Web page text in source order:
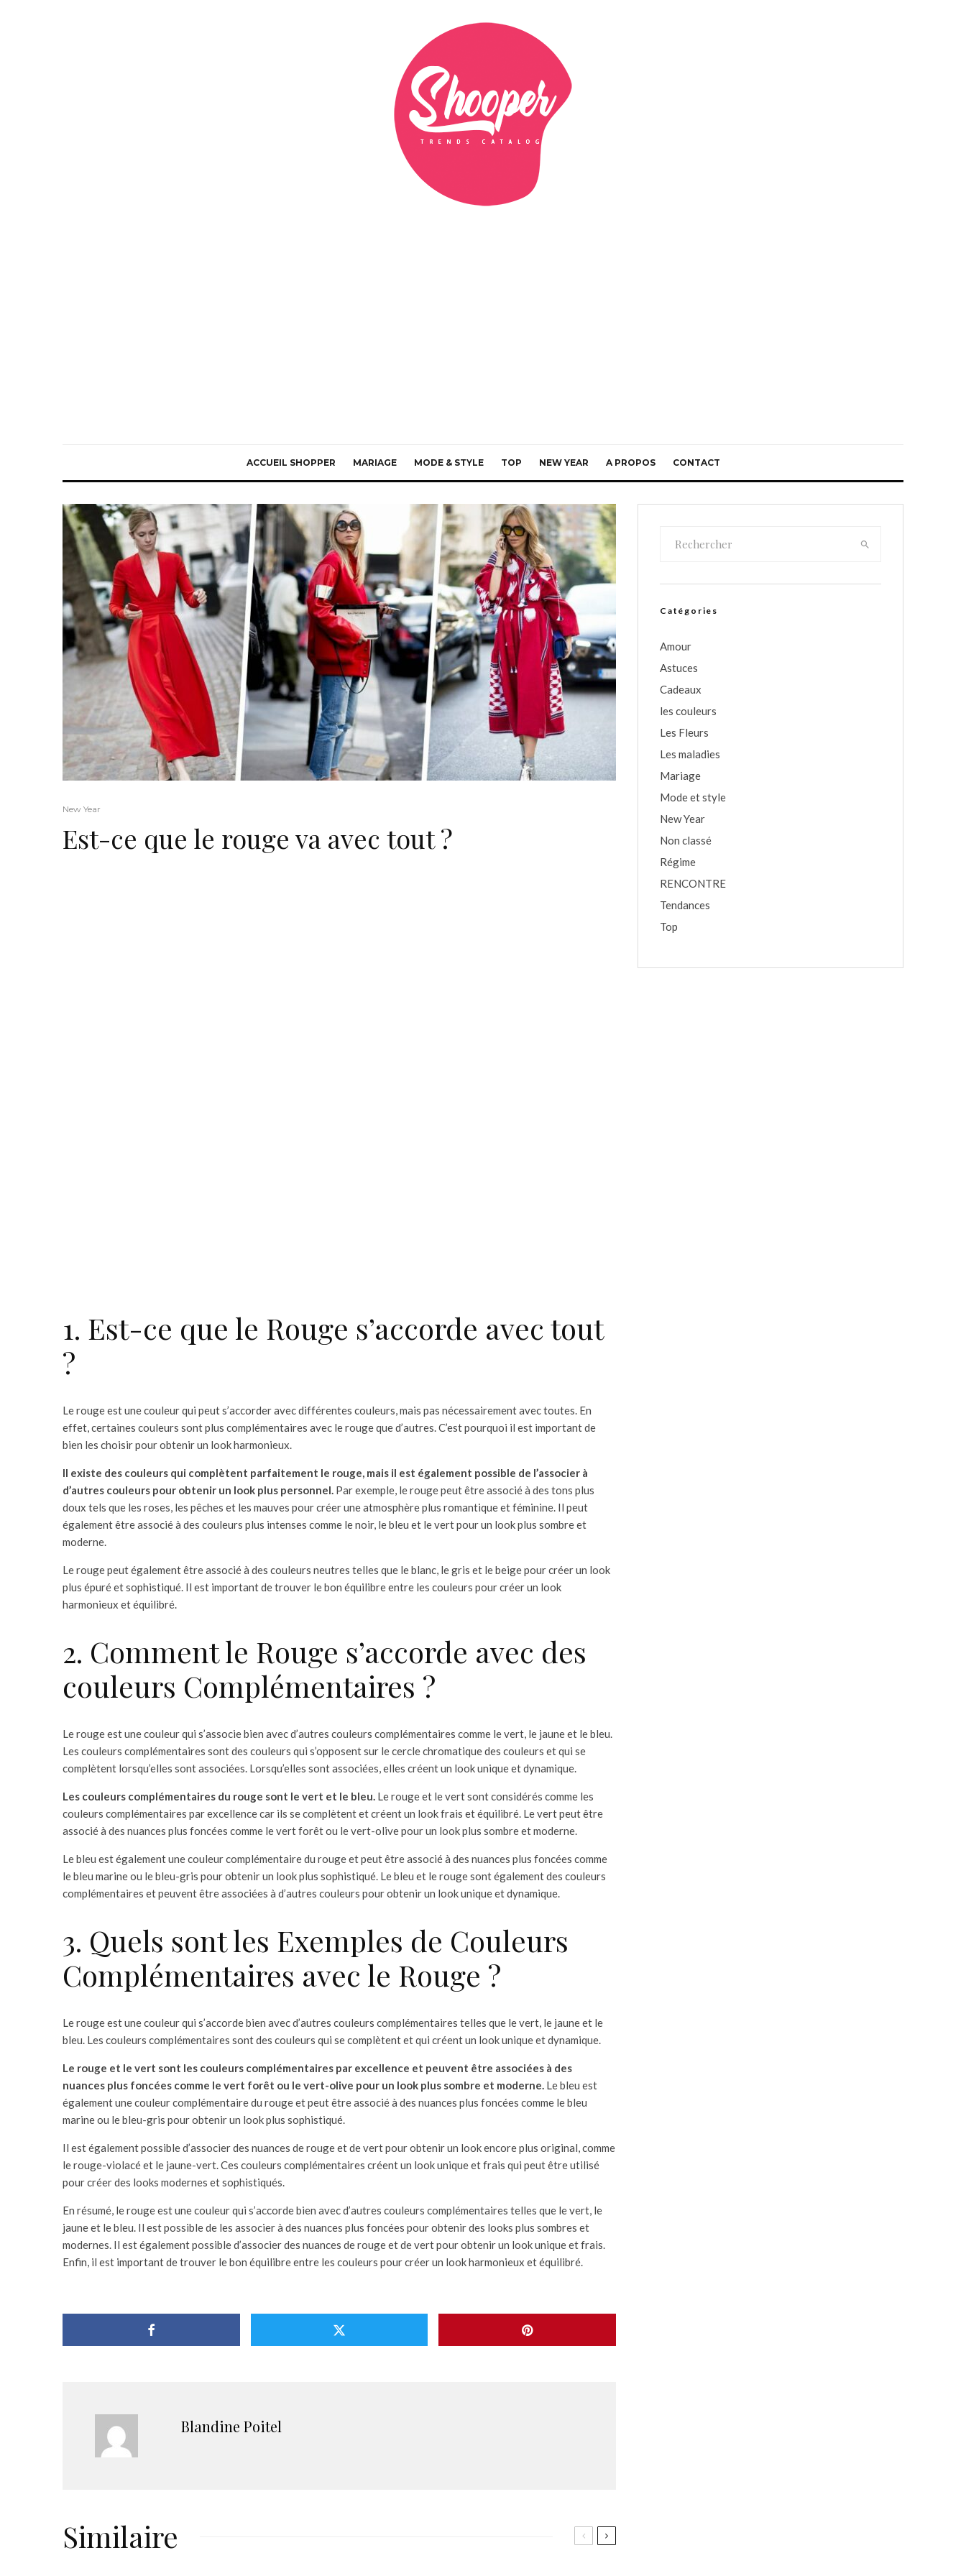
ACCUEIL SHOPPER MARIAGE MODE & STYLE TOP NEW YEAR A PROPOS CONTACT
New Year
Est-ce que le rouge va avec tout ?
1. Est-ce que le Rouge s’accorde avec tout
?
Le rouge est une couleur qui peut s’accorder avec différentes couleurs, mais pas nécessairement avec toutes. En
effet, certaines couleurs sont plus complémentaires avec le rouge que d’autres. C’est pourquoi il est important de
bien les choisir pour obtenir un look harmonieux.
Il existe des couleurs qui complètent parfaitement le rouge, mais il est également possible de l’associer à
d’autres couleurs pour obtenir un look plus personnel. Par exemple, le rouge peut être associé à des tons plus
doux tels que les roses, les pêches et les mauves pour créer une atmosphère plus romantique et féminine. Il peut
également être associé à des couleurs plus intenses comme le noir, le bleu et le vert pour un look plus sombre et
moderne.
Le rouge peut également être associé à des couleurs neutres telles que le blanc, le gris et le beige pour créer un look
plus épuré et sophistiqué. Il est important de trouver le bon équilibre entre les couleurs pour créer un look
harmonieux et équilibré.
2. Comment le Rouge s’accorde avec des
couleurs Complémentaires ?
Le rouge est une couleur qui s’associe bien avec d’autres couleurs complémentaires comme le vert, le jaune et le bleu.
Les couleurs complémentaires sont des couleurs qui s’opposent sur le cercle chromatique des couleurs et qui se
complètent lorsqu’elles sont associées. Lorsqu’elles sont associées, elles créent un look unique et dynamique.
Les couleurs complémentaires du rouge sont le vert et le bleu. Le rouge et le vert sont considérés comme les
couleurs complémentaires par excellence car ils se complètent et créent un look frais et équilibré. Le vert peut être
associé à des nuances plus foncées comme le vert forêt ou le vert-olive pour un look plus sombre et moderne.
Le bleu est également une couleur complémentaire du rouge et peut être associé à des nuances plus foncées comme
le bleu marine ou le bleu-gris pour obtenir un look plus sophistiqué. Le bleu et le rouge sont également des couleurs
complémentaires et peuvent être associées à d’autres couleurs pour obtenir un look unique et dynamique.
3. Quels sont les Exemples de Couleurs
Complémentaires avec le Rouge ?
Le rouge est une couleur qui s’accorde bien avec d’autres couleurs complémentaires telles que le vert, le jaune et le
bleu. Les couleurs complémentaires sont des couleurs qui se complètent et qui créent un look unique et dynamique.
Le rouge et le vert sont les couleurs complémentaires par excellence et peuvent être associées à des
nuances plus foncées comme le vert forêt ou le vert-olive pour un look plus sombre et moderne. Le bleu est
également une couleur complémentaire du rouge et peut être associé à des nuances plus foncées comme le bleu
marine ou le bleu-gris pour obtenir un look plus sophistiqué.
Il est également possible d’associer des nuances de rouge et de vert pour obtenir un look encore plus original, comme
le rouge-violacé et le jaune-vert. Ces couleurs complémentaires créent un look unique et frais qui peut être utilisé
pour créer des looks modernes et sophistiqués.
En résumé, le rouge est une couleur qui s’accorde bien avec d’autres couleurs complémentaires telles que le vert, le
jaune et le bleu. Il est possible de les associer à des nuances plus foncées pour obtenir des looks plus sombres et
modernes. Il est également possible d’associer des nuances de rouge et de vert pour obtenir un look unique et frais.
Enfin, il est important de trouver le bon équilibre entre les couleurs pour créer un look harmonieux et équilibré.
Blandine Poitel
Similaire
Catégories
Amour
Astuces
Cadeaux
les couleurs
Les Fleurs
Les maladies
Mariage
Mode et style
New Year
Non classé
Régime
RENCONTRE
Tendances
Top